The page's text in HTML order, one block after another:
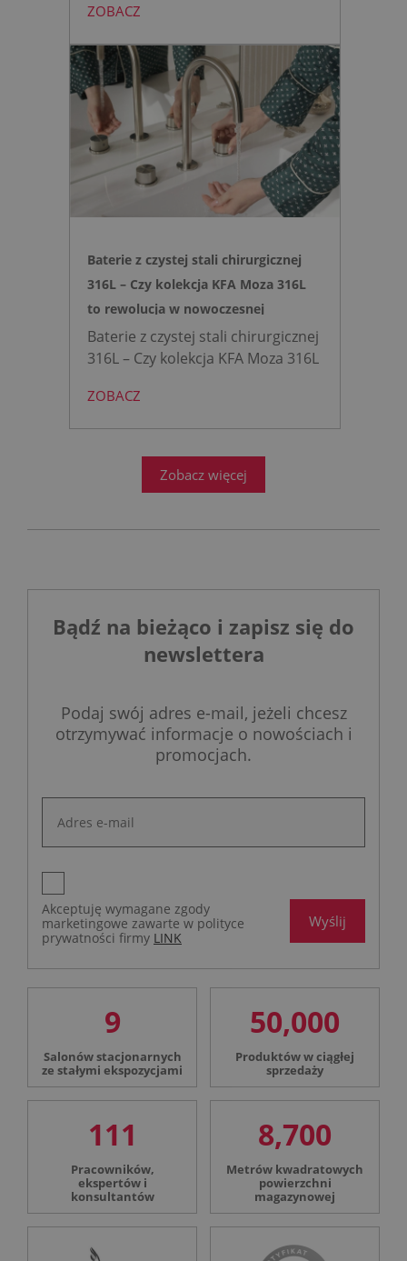
montażu stelaża podtynkowego.
Zyskujesz do 20 cm przestrzeni w
łazience i o 15% cichsze
spłukiwanie dzięki technologii
opartej na efekcie Venturiego.
Idealne rozwiązanie do szybkich
remontów bez kucia ścian.
ZOBACZ
Baterie z czystej stali chirurgicznej
316L – Czy kolekcja KFA Moza 316L
to rewolucja w nowoczesnej
łazience?
Baterie z czystej stali chirurgicznej
316L – Czy kolekcja KFA Moza 316L
łazience?
projektowanie łazienek stanęło
ZOBACZ
Zobacz więcej
Bądź na bieżąco i zapisz się do
newslettera
Podaj swój adres e-mail, jeżeli chcesz
otrzymywać informacje o nowościach i
promocjach.
Akceptuję wymagane zgody
marketingowe zawarte w polityce
prywatności firmy LINK
Wyślij
9
Salonów stacjonarnych
ze stałymi ekspozycjami
50,000
Produktów w ciągłej
sprzedaży
111
Pracowników,
ekspertów i
konsultantów
8,700
Metrów kwadratowych
powierzchni
magazynowej